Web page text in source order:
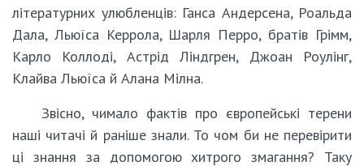
літературних улюбленців: Ганса Андерсена, Роальда
Дала, Льюїса Керрола, Шарля Перро, братів Грімм,
Карло Коллоді, Астрід Ліндгрен, Джоан Роулінг,
Клайва Льюїса й Алана Мілна.
Звісно, чимало фактів про європейські терени
наші читачі й раніше знали. То чом би не перевірити
ці знання за допомогою хитрого змагання? Таку